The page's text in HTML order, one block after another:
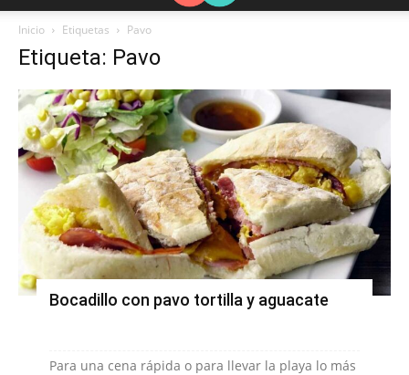
Inicio Etiquetas Pavo
Etiqueta: Pavo
Bocadillo con pavo tortilla y aguacate
Para una cena rápida o para llevar la playa lo más